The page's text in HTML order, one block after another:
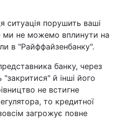
порушить ваші
ми не можемо вплинути на
в "Райффайзенбанку".
банку, через
й інші його
не встигне
то кредитної
зовсім загрожує повне